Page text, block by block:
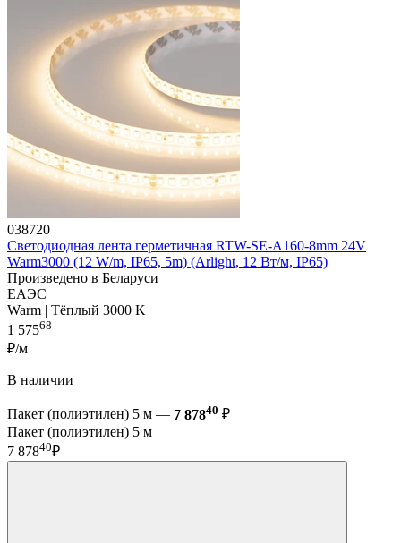
038720
Светодиодная лента герметичная RTW-SE-A160-8mm 24V
Warm3000 (12 W/m, IP65, 5m) (Arlight, 12 Вт/м, IP65)
Произведено в Беларуси
ЕАЭС
Warm | Тёплый 3000 K
1 57568
₽/м
В наличии
Пакет (полиэтилен) 5 м — 7 87840 ₽
Пакет (полиэтилен) 5 м
7 87840₽